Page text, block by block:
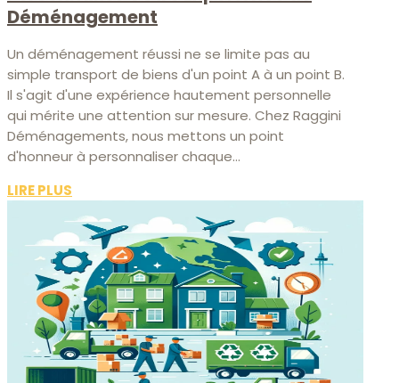
Déménagement
Un déménagement réussi ne se limite pas au
simple transport de biens d'un point A à un point B.
Il s'agit d'une expérience hautement personnelle
qui mérite une attention sur mesure. Chez Raggini
Déménagements, nous mettons un point
d'honneur à personnaliser chaque...
LIRE PLUS